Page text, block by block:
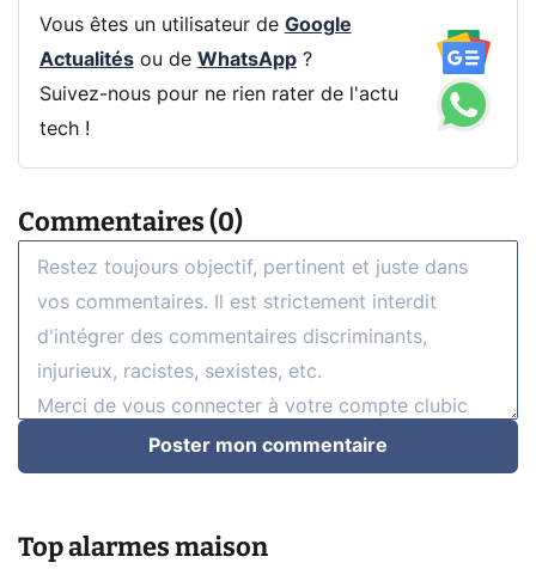
Vous êtes un utilisateur de Google
Actualitésou de WhatsApp?
Suivez-nous pour ne rien rater de l'actu
tech !
Commentaires (0)
Poster mon commentaire
Top alarmes maison